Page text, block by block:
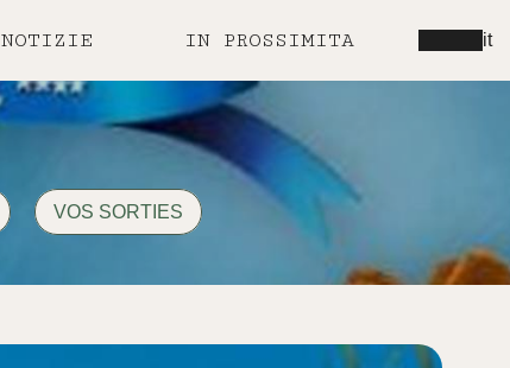
NOTIZIE IN PROSSIMITA it
VOS SORTIES